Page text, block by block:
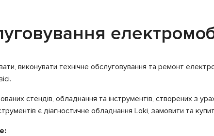
виконувати технічне обслуговування та ремонт
стендів, обладнання та інструментів, створених з
є діагностичне обладнання Loki, замовити та